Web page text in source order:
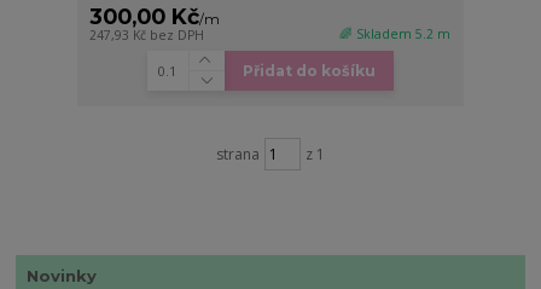
Novinky
300,00 Kč/m
247,93 Kč bez DPH 🌈 Skladem 5.2 m
Přidat do košíku
strana z 1